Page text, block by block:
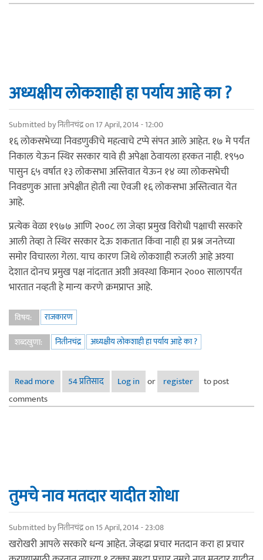
अध्यक्षीय लोकशाही हा पर्याय आहे का ?
Submitted byनितीनचंद्रon 17 April, 2014 - 12:00
१६ लोकसभेच्या निवडणुकीचे महत्वाचे टप्पे संपत आले आहेत. १७ मे पर्यंत
निकाल येऊन स्थिर सरकार यावे ही अपेक्षा ठेवायला हरकत नाही. १९५०
पासुन ६५ वर्षात १३ लोकसभा अस्तिवात येऊन १४ व्या लोकसभेची
निवडणुक आत्ता अपेक्षीत होती त्या ऐवजी १६ लोकसभा अस्तित्वात येत
आहे.
प्रत्येक वेळा १९७७ आणि २००८ ला जेव्हा प्रमुख विरोधी पक्षाची सरकारे
आली तेव्हा ते स्थिर सरकार देऊ शकतात किंवा नाही हा प्रश्न जनतेच्या
समोर विचारला गेला. याच कारण जिथे लोकशाही रुजली आहे अश्या
देशात दोनच प्रमुख पक्ष नांदतात अशी अवस्था किमान २००० सालापर्यंत
भारतात नव्हती हे मान्य करणे क्रमप्राप्त आहे.
विषय:
राजकारण
शब्दखुणा:
नितीनचंद्र अध्यक्षीय लोकशाही हा पर्याय आहे का ?
Read more about अध्यक्षीय लोकशाही हा पर्याय आहे का ?
54 प्रतिसाद Log in or register
to post
comments
तुमचे नाव मतदार यादीत शोधा
Submitted byनितीनचंद्रon 15 April, 2014 - 23:08
खरोखरी आपले सरकारे धन्य आहेत. जेव्हढा प्रचार मतदान करा हा प्रचार